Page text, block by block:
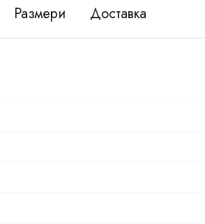
Размери Доставка